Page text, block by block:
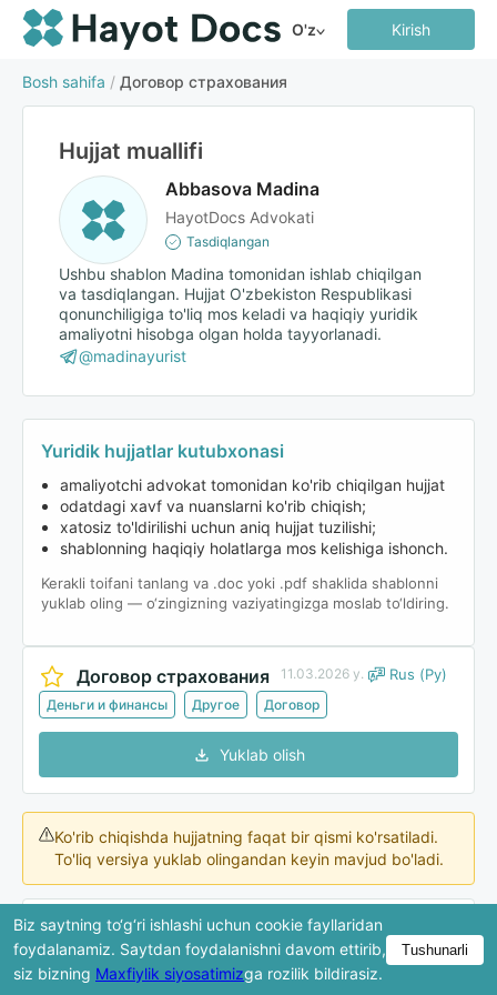
O'z Kirish
Bosh sahifa / Договор страхования
Hujjat muallifi
Abbasova Madina
HayotDocs Advokati
Tasdiqlangan
Ushbu shablon Madina tomonidan ishlab chiqilgan
va tasdiqlangan. Hujjat O'zbekiston Respublikasi
qonunchiligiga to'liq mos keladi va haqiqiy yuridik
amaliyotni hisobga olgan holda tayyorlanadi.
@madinayurist
Yuridik hujjatlar kutubxonasi
amaliyotchi advokat tomonidan ko'rib chiqilgan hujjat
odatdagi xavf va nuanslarni ko'rib chiqish;
xatosiz to'ldirilishi uchun aniq hujjat tuzilishi;
shablonning haqiqiy holatlarga mos kelishiga ishonch.
Kerakli toifani tanlang va .doc yoki .pdf shaklida shablonni
yuklab oling — o‘zingizning vaziyatingizga moslab to‘ldiring.
Договор страхования 11.03.2026 y. Rus (Ру)
Деньги и финансы Другое Договор
Yuklab olish
Ko'rib chiqishda hujjatning faqat bir qismi ko'rsatiladi.
To'liq versiya yuklab olingandan keyin mavjud bo'ladi.
ДОГОВОР СТРАХОВАНИЯ
Biz saytning to‘g‘ri ishlashi uchun cookie fayllaridan
foydalanamiz. Saytdan foydalanishni davom ettirib,
siz bizning Maxfiylik siyosatimizga rozilik bildirasiz.
Tushunarli